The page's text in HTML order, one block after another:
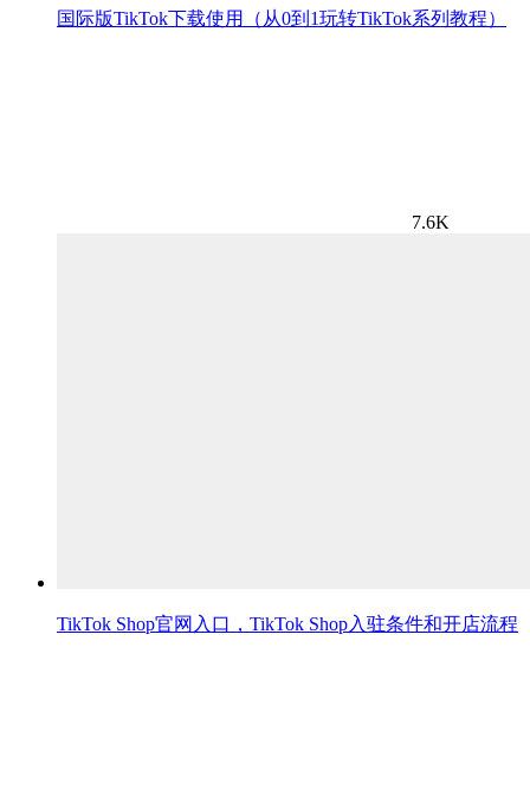
国际版TikTok下载使用（从0到1玩转TikTok系列教程）
7.6K
TikTok Shop官网入口，TikTok Shop入驻条件和开店流程